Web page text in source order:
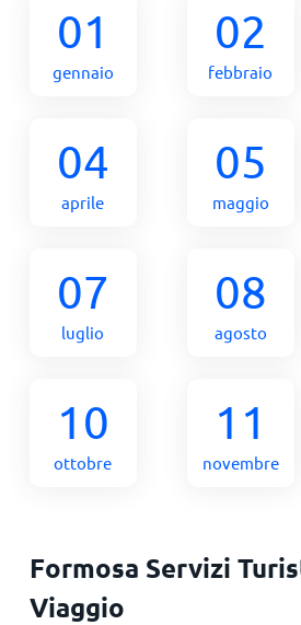
01
gennaio
02
febbraio
04
aprile
05
maggio
07
luglio
08
agosto
10
ottobre
11
novembre
Formosa Servizi
Viaggio